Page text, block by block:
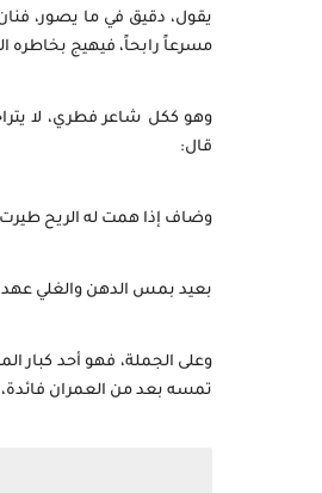
يقول، دقيق في ما يصور،
مسرعاً رابحاً، فيهيج
وهو ككل شاعر فطري، لا
قال:
وضاف إذا همت له الريح طيرت
بعيد بمس الدهن والغلي
وعلى الجملة، فهو أحد كبار
تمسه بعد من العمران فائدة،